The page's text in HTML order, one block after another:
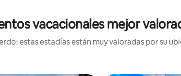
vacacionales mejor
estas estadías están muy valoradas por su